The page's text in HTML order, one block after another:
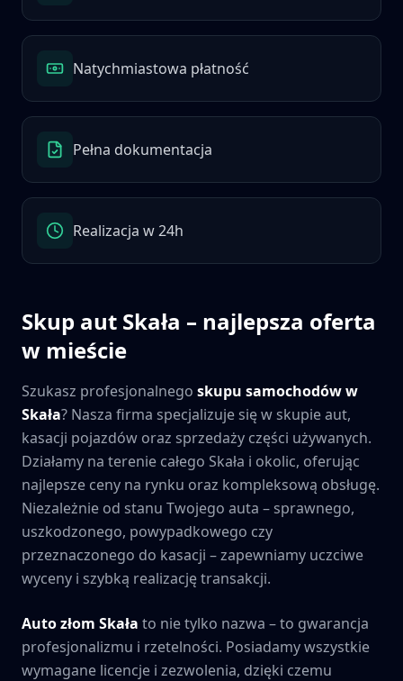
Natychmiastowa płatność
Pełna dokumentacja
Realizacja w 24h
Skup aut Skała – najlepsza oferta
w mieście
Szukasz profesjonalnego skupu samochodów w
Skała? Nasza firma specjalizuje się w skupie aut,
kasacji pojazdów oraz sprzedaży części używanych.
Działamy na terenie całego Skała i okolic, oferując
najlepsze ceny na rynku oraz kompleksową obsługę.
Niezależnie od stanu Twojego auta – sprawnego,
uszkodzonego, powypadkowego czy
przeznaczonego do kasacji – zapewniamy uczciwe
wyceny i szybką realizację transakcji.
Auto złom Skała to nie tylko nazwa – to gwarancja
profesjonalizmu i rzetelności. Posiadamy wszystkie
wymagane licencje i zezwolenia, dzięki czemu